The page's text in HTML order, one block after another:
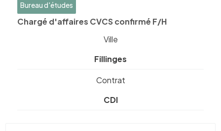
Bureau d'études
Chargé d'affaires CVCS confirmé F/H
Ville
Fillinges
Contrat
CDI